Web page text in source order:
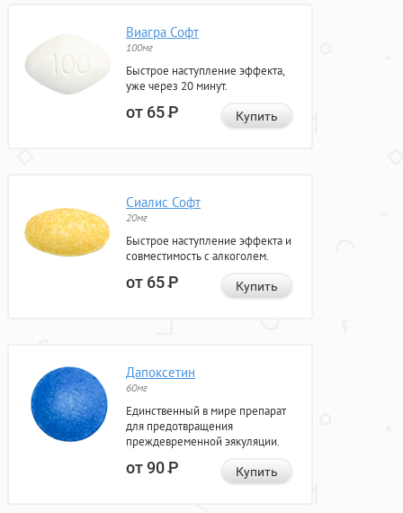
Виагра Софт
100мг
Быстрое наступление эффекта,
уже через 20 минут.
от 65Р Купить
Сиалис Софт
20мг
Быстрое наступление эффекта и
совместимость с алкоголем.
от 65Р Купить
Дапоксетин
60мг
Единственный в мире препарат
для предотвращения
преждевременной эякуляции.
от 90Р Купить